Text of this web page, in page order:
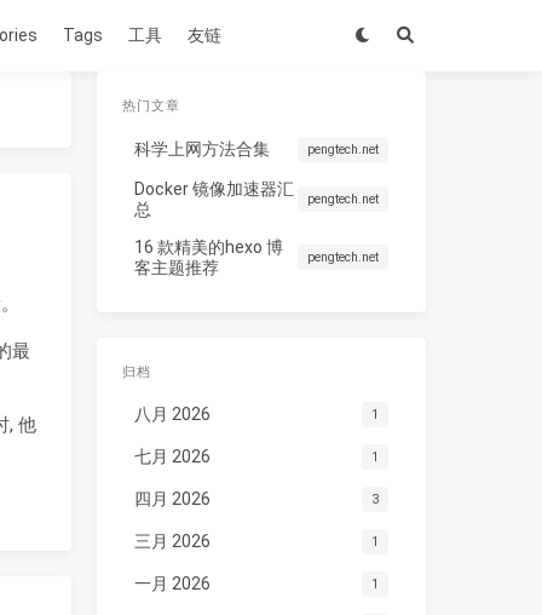
Tags 工具 友链
最
, 他
热门文章
科学上网方法合集 pengtech.net
Docker 镜像加速器汇
总
pengtech.net
16 款精美的hexo 博
客主题推荐
pengtech.net
归档
八月 2026 1
七月 2026 1
四月 2026 3
三月 2026 1
一月 2026 1